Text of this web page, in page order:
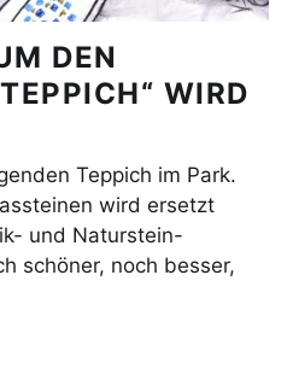
DEN
WIRD
Teppich im Park.
wird ersetzt
und Naturstein-
schöner, noch besser,